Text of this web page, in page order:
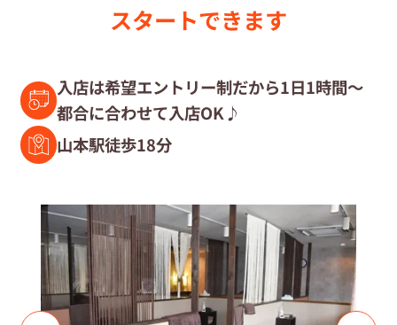
復職セラピスト募集
コラム一覧
よくあるご質問
スタートできます
入店は希望エントリー制だから1日1時間～
都合に合わせて入店OK♪
山本駅徒歩18分